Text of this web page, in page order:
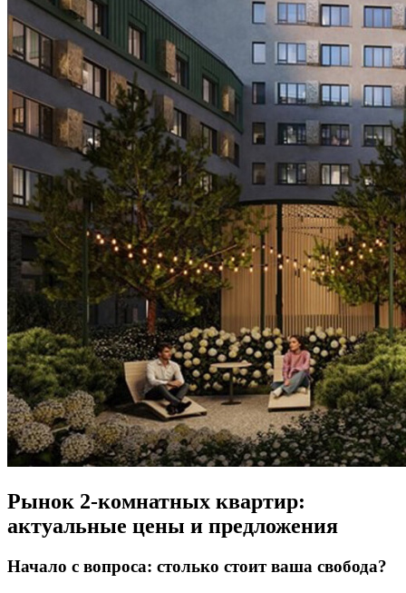
Рынок 2-комнатных квартир:
актуальные цены и предложения
Начало с вопроса: столько стоит ваша свобода?